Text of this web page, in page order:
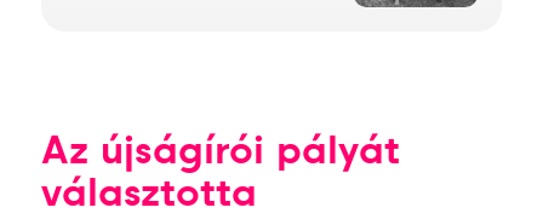
Az újságírói pályát
választotta